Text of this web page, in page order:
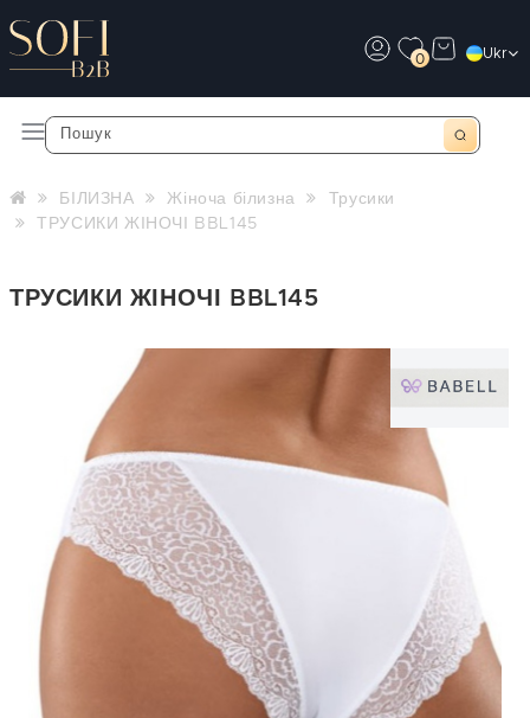
0 Ukr
БІЛИЗНА Жіноча білизна
Трусики
ТРУСИКИ ЖІНОЧІ BBL145
ТРУСИКИ ЖІНОЧІ BBL145